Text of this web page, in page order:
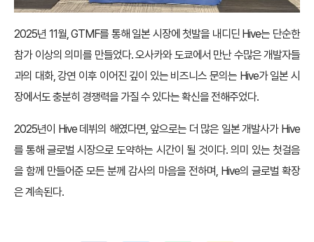
2025년 11월, GTMF를 통해 일본 시장에 첫발을 내디딘 Hive는 단순한
참가 이상의 의미를 만들었다. 오사카와 도쿄에서 만난 수많은 개발자들
과의 대화, 강연 이후 이어진 깊이 있는 비즈니스 문의는 Hive가 일본 시
장에서도 충분히 경쟁력을 가질 수 있다는 확신을 전해주었다.
2025년이 Hive 데뷔의 해였다면, 앞으로는 더 많은 일본 개발사가 Hive
를 통해 글로벌 시장으로 도약하는 시간이 될 것이다. 의미 있는 첫걸음
을 함께 만들어준 모든 분께 감사의 마음을 전하며, Hive의 글로벌 확장
은 계속된다.